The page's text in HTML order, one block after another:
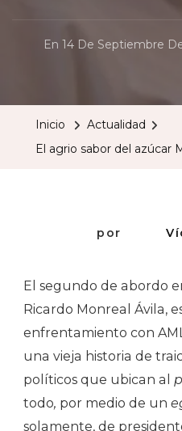
En 14 De Septiembre
Inicio
Actualidad
El agrio sabor del azúcar
por
El segundo de abordo
Ricardo Monreal Ávila,
enfrentamiento con
una vieja historia de
políticos que ubican al
todo, por medio de un
solamente, de